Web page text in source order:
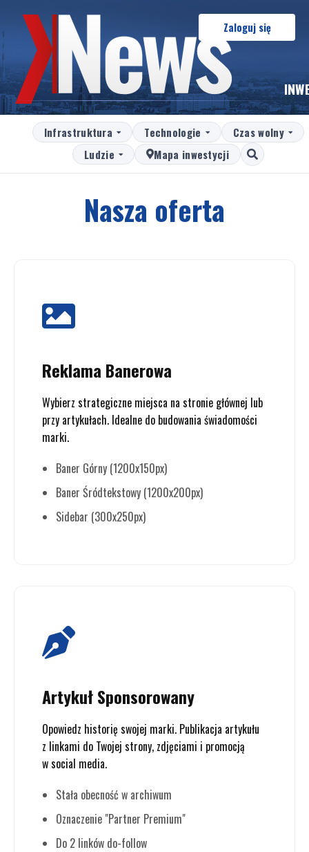
Zaloguj się
Infrastruktura Technologie
Czas wolny
Ludzie
Mapa inwestycji
Nasza oferta
Reklama Banerowa
Wybierz strategiczne miejsca na stronie głównej lub
przy artykułach. Idealne do budowania świadomości
marki.
Baner Górny (1200x150px)
Baner Śródtekstowy (1200x200px)
Sidebar (300x250px)
Artykuł Sponsorowany
Opowiedz historię swojej marki. Publikacja artykułu
z linkami do Twojej strony, zdjęciami i promocją
w social media.
Stała obecność w archiwum
Oznaczenie "Partner Premium"
Do 2 linków do-follow